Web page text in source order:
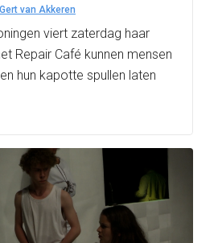
Gert van Akkeren
viert zaterdag haar
Repair Café kunnen mensen
hun kapotte spullen laten